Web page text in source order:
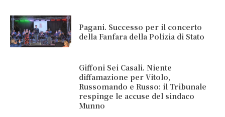
Pagani. Successo per il concerto
della Fanfara della Polizia di Stato
Giffoni Sei Casali. Niente
diffamazione per Vitolo,
Russomando e Russo: il Tribunale
respinge le accuse del sindaco
Munno